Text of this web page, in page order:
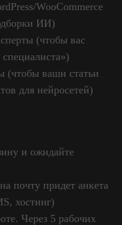
WooCommerce
ИИ)
(чтобы вас
(чтобы ваши статьи
для нейросетей)
и ожидайте
почту придет анкета
хостинг)
Через 5 рабочих